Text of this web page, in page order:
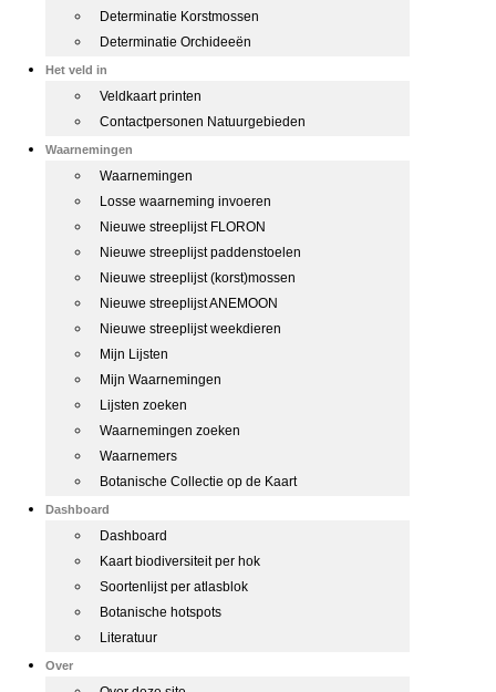
Determinatie Korstmossen
Determinatie Orchideeën
Het veld in
Veldkaart printen
Contactpersonen Natuurgebieden
Waarnemingen
Waarnemingen
Losse waarneming invoeren
Nieuwe streeplijst FLORON
Nieuwe streeplijst paddenstoelen
Nieuwe streeplijst (korst)mossen
Nieuwe streeplijst ANEMOON
Nieuwe streeplijst weekdieren
Mijn Lijsten
Mijn Waarnemingen
Lijsten zoeken
Waarnemingen zoeken
Waarnemers
Botanische Collectie op de Kaart
Dashboard
Dashboard
Kaart biodiversiteit per hok
Soortenlijst per atlasblok
Botanische hotspots
Literatuur
Over